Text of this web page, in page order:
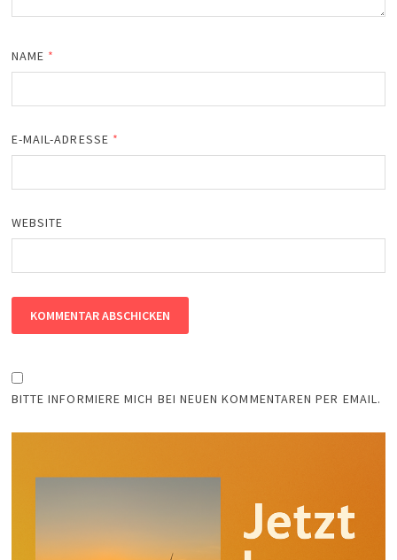
NAME *
E-MAIL-ADRESSE *
WEBSITE
BITTE INFORMIERE MICH BEI NEUEN KOMMENTAREN PER EMAIL.